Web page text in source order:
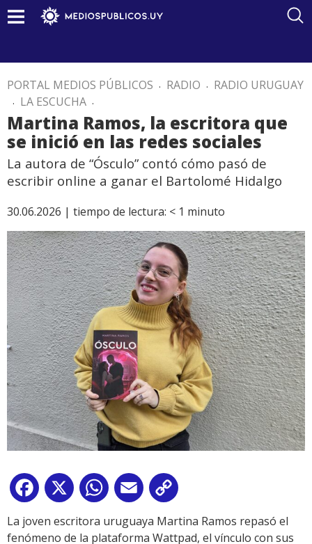
PORTAL MEDIOS PÚBLICOS . RADIO . RADIO URUGUAY
. LA ESCUCHA .
Martina Ramos, la escritora que
se inició en las redes sociales
La autora de “Ósculo” contó cómo pasó de
escribir online a ganar el Bartolomé Hidalgo
30.06.2026 | tiempo de lectura: < 1 minuto
Facebook
X WhatsApp
Email
Link
La joven escritora uruguaya Martina Ramos repasó el
fenómeno de la plataforma Wattpad, el vínculo con sus